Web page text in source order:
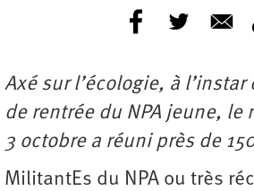
Axé sur l’écologie, à
de rentrée du NPA jeune, le
3 octobre a réuni près de
MilitantEs du NPA ou très